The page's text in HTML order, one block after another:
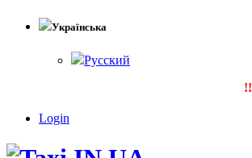
Українська
Русский
!!!NEW
Login